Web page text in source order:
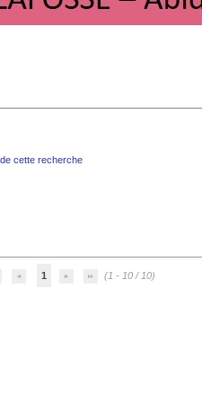
cette recherche
1 (1 - 10 / 10)